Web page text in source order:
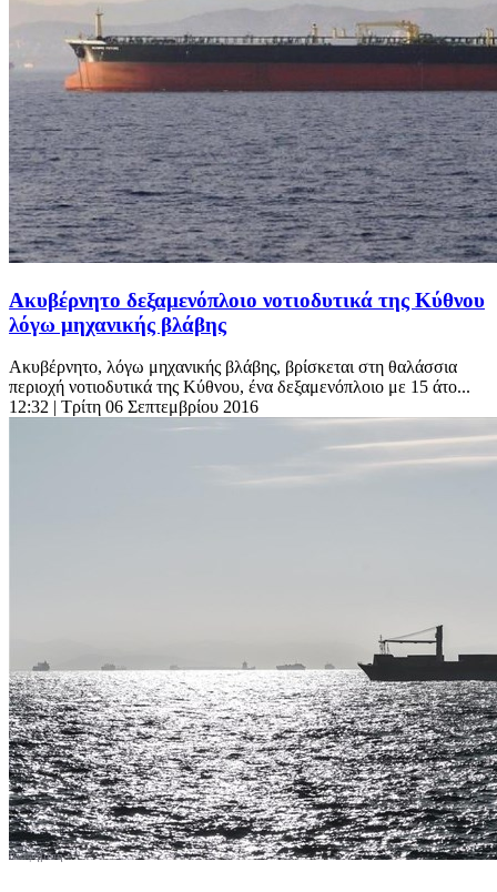
Ακυβέρνητο δεξαμενόπλοιο νοτιοδυτικά της Κύθνου
λόγω μηχανικής βλάβης
Ακυβέρνητο, λόγω μηχανικής βλάβης, βρίσκεται στη θαλάσσια
περιοχή νοτιοδυτικά της Κύθνου, ένα δεξαμενόπλοιο με 15 άτο...
12:32 | Τρίτη 06 Σεπτεμβρίου 2016